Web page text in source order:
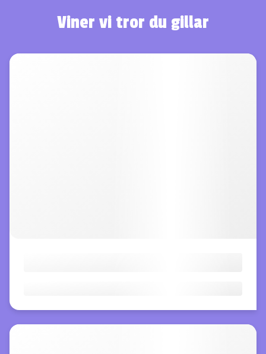
Viner vi tror du gillar